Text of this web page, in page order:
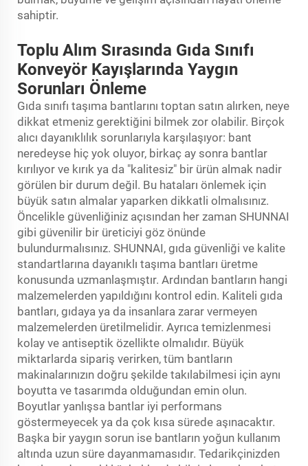
sahiptir.
Toplu Alım Sırasında Gıda Sınıfı
Konveyör Kayışlarında Yaygın
Sorunları Önleme
Gıda sınıfı taşıma bantlarını toptan satın alırken, neye
dikkat etmeniz gerektiğini bilmek zor olabilir. Birçok
alıcı dayanıklılık sorunlarıyla karşılaşıyor: bant
neredeyse hiç yok oluyor, birkaç ay sonra bantlar
kırılıyor ve kırık ya da "kalitesiz" bir ürün almak nadir
görülen bir durum değil. Bu hataları önlemek için
büyük satın almalar yaparken dikkatli olmalısınız.
Öncelikle güvenliğiniz açısından her zaman SHUNNAI
gibi güvenilir bir üreticiyi göz önünde
bulundurmalısınız. SHUNNAI, gıda güvenliği ve kalite
standartlarına dayanıklı taşıma bantları üretme
konusunda uzmanlaşmıştır. Ardından bantların hangi
malzemelerden yapıldığını kontrol edin. Kaliteli gıda
bantları, gıdaya ya da insanlara zarar vermeyen
malzemelerden üretilmelidir. Ayrıca temizlenmesi
kolay ve antiseptik özellikte olmalıdır. Büyük
miktarlarda sipariş verirken, tüm bantların
makinalarınızın doğru şekilde takılabilmesi için aynı
boyutta ve tasarımda olduğundan emin olun.
Boyutlar yanlışsa bantlar iyi performans
göstermeyecek ya da çok kısa sürede aşınacaktır.
Başka bir yaygın sorun ise bantların yoğun kullanım
altında uzun süre dayanmamasıdır. Tedarikçinizden